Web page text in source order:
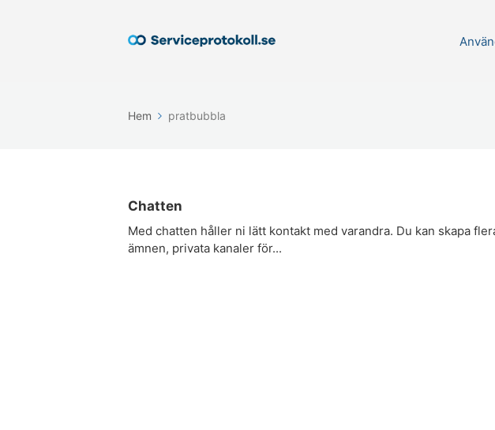
Hem pratbubbla
Chatten
Med chatten håller ni lätt kontakt med varandra. Du kan skapa
ämnen, privata kanaler för...